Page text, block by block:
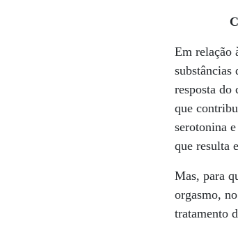
Em relação
substâncias
resposta do
que
serotonina
que resulta
Mas, para
orgasmo,
tratamento